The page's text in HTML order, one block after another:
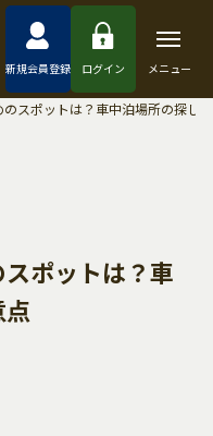
新規会員登録 ログイン メニュー
スポットは？車中泊場所の探し
ポットは？車